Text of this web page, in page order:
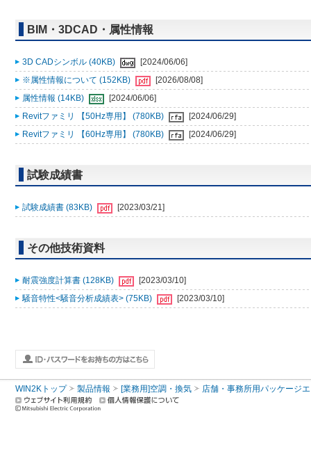
BIM・3DCAD・属性情報
3D CADシンボル (40KB)
[2024/06/06]
※属性情報について (152KB)
[2026/08/08]
属性情報 (14KB)
[2024/06/06]
Revitファミリ 【50Hz専用】 (780KB)
[2024/06/29]
Revitファミリ 【60Hz専用】 (780KB)
[2024/06/29]
試験成績書
試験成績書 (83KB) [2023/03/21]
その他技術資料
耐震強度計算書 (128KB)
[2023/03/10]
騒音特性<騒音分析成績表> (75KB)
[2023/03/10]
WIN2Kトップ 製品情報 [業務用]空調・換気 店舗・事務所用パッケージ